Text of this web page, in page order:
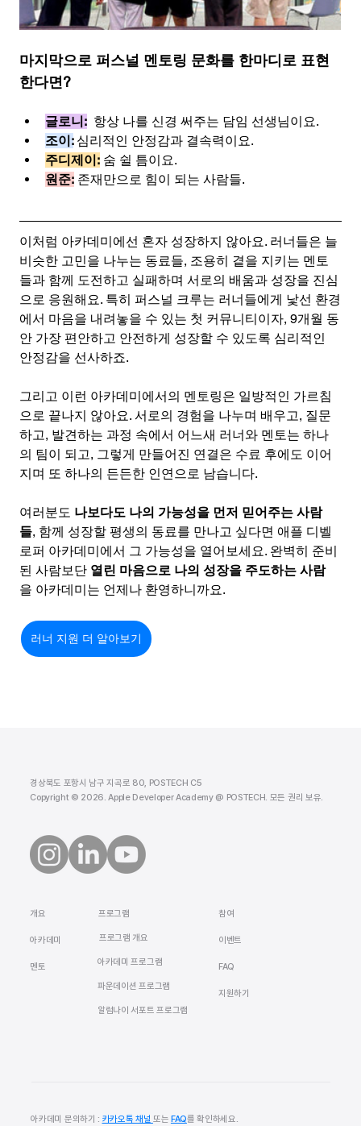
마지막으로 퍼스널 멘토링 문화를 한마디로 표현
한다면?
글로니: 항상 나를 신경 써주는 담임 선생님이요.
조이: 심리적인 안정감과 결속력이요.
주디제이: 숨 쉴 틈이요.
원준: 존재만으로 힘이 되는 사람들.
이처럼 아카데미에선 혼자 성장하지 않아요. 러너들은 늘
비슷한 고민을 나누는 동료들, 조용히 곁을 지키는 멘토
들과 함께 도전하고 실패하며 서로의 배움과 성장을 진심
으로 응원해요. 특히 퍼스널 크루는 러너들에게 낯선 환경
에서 마음을 내려놓을 수 있는 첫 커뮤니티이자, 9개월 동
안 가장 편안하고 안전하게 성장할 수 있도록 심리적인
안정감을 선사하죠.
그리고 이런 아카데미에서의 멘토링은 일방적인 가르침
으로 끝나지 않아요. 서로의 경험을 나누며 배우고, 질문
하고, 발견하는 과정 속에서 어느새 러너와 멘토는 하나
의 팀이 되고, 그렇게 만들어진 연결은 수료 후에도 이어
지며 또 하나의 든든한 인연으로 남습니다.
여러분도 나보다도 나의 가능성을 먼저 믿어주는 사람
들, 함께 성장할 평생의 동료를 만나고 싶다면 애플 디벨
로퍼 아카데미에서 그 가능성을 열어보세요. 완벽히 준비
된 사람보단 열린 마음으로 나의 성장을 주도하는 사람
을 아카데미는 언제나 환영하니까요.
러너 지원 더 알아보기
경상북도 포항시 남구 지곡로 80, POSTECH C5
Copyright © 2026. Apple Developer Academy @ POSTECH. 모든 권리 보유.
​개요
​아카데미
멘토
프로그램
프로그램 개요
아카데미 프로그램
​파운데이션 프로그램
알럼나이 서포트 프로그램
참여
이벤트
FAQ
지원하기
아카데미 문의하기 : 카카오톡 채널 또는 FAQ를 확인하세요.